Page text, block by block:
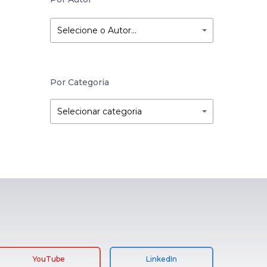
Selecione o Autor…
Por Categoria
Por
Categoria
Selecionar categoria
Categoria
YouTube LinkedIn